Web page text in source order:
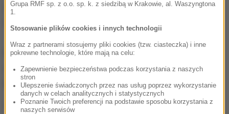
społecznościowych Kovacevic, która występowała
w młodzieżowych reprezentacjach Serbii.
Niepełnosprawna zawodniczka założyła fundację
swego imienia, która stara się pomagać młodym
koszykarkom.
Źródło: RMF FM/PAP
Grupa RMF sp. z o.o. sp. k. z siedzibą w Krakowie, al. Waszyngtona
1.
Stosowanie plików cookies i innych technologii
Wraz z partnerami stosujemy pliki cookies (tzw. ciasteczka) i inne
pokrewne technologie, które mają na celu:
Zapewnienie bezpieczeństwa podczas korzystania z naszych
stron
Ulepszenie świadczonych przez nas usług poprzez wykorzystanie
danych w celach analitycznych i statystycznych
Poznanie Twoich preferencji na podstawie sposobu korzystania z
naszych serwisów